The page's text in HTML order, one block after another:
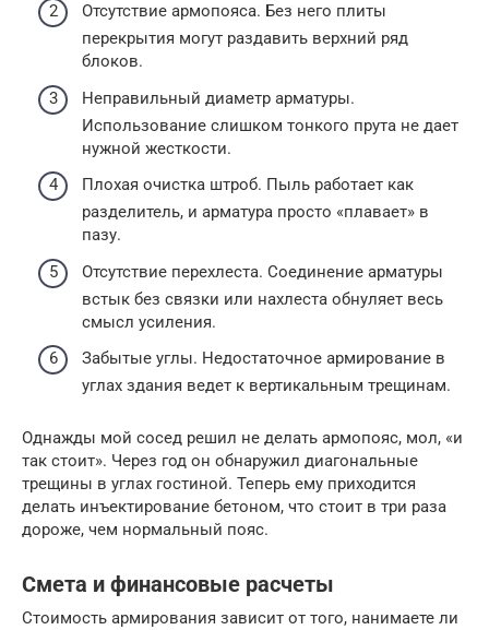
Отсутствие армопояса. Без него плиты
перекрытия могут раздавить верхний ряд
блоков.
Неправильный диаметр арматуры.
Использование слишком тонкого прута не дает
нужной жесткости.
Плохая очистка штроб. Пыль работает как
разделитель, и арматура просто «плавает» в
пазу.
Отсутствие перехлеста. Соединение арматуры
встык без связки или нахлеста обнуляет весь
смысл усиления.
Забытые углы. Недостаточное армирование в
углах здания ведет к вертикальным трещинам.
Однажды мой сосед решил не делать армопояс, мол, «и
так стоит». Через год он обнаружил диагональные
трещины в углах гостиной. Теперь ему приходится
делать инъектирование бетоном, что стоит в три раза
дороже, чем нормальный пояс.
Смета и финансовые расчеты
Стоимость армирования зависит от того, нанимаете ли